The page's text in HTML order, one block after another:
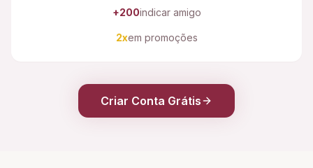
+200indicar amigo
2xem promoções
Criar Conta Grátis